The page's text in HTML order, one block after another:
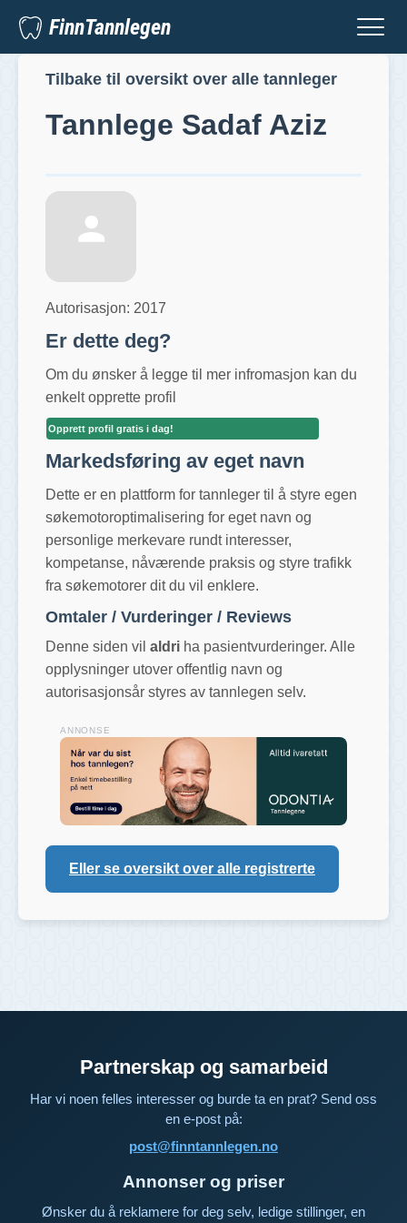
FinnTannlegen
Tilbake til oversikt over alle tannleger
Tannlege Sadaf Aziz
Autorisasjon: 2017
Er dette deg?
Om du ønsker å legge til mer infromasjon kan du
enkelt opprette profil
Opprett profil gratis i dag!
Markedsføring av eget navn
Dette er en plattform for tannleger til å styre egen
søkemotoroptimalisering for eget navn og
personlige merkevare rundt interesser,
kompetanse, nåværende praksis og styre trafikk
fra søkemotorer dit du vil enklere.
Omtaler / Vurderinger / Reviews
Denne siden vil aldri ha pasientvurderinger. Alle
opplysninger utover offentlig navn og
autorisasjonsår styres av tannlegen selv.
ANNONSE
Eller se oversikt over alle registrerte
Partnerskap og samarbeid
Har vi noen felles interesser og burde ta en prat? Send oss
en e-post på:
post@finntannlegen.no
Annonser og priser
Ønsker du å reklamere for deg selv, ledige stillinger, en